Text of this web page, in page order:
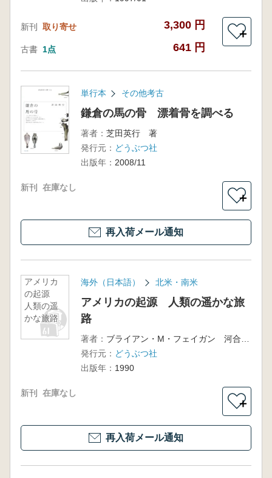
新刊 取り寄せ 3,300 円
古書 1点 641 円
＋
単行本 その他考古
鎌倉の馬の骨 漂着骨を調べる
著者： 芝田英行 著
発行元： どうぶつ社
出版年： 2008/11
新刊 在庫なし
＋
再入荷メール通知
アメリカ
の起源
人類の遥
かな旅路
海外（日本語） 北米・南米
アメリカの起源 人類の遥かな旅
路
著者：
発行元： どうぶつ社
出版年： 1990
新刊 在庫なし
＋
再入荷メール通知